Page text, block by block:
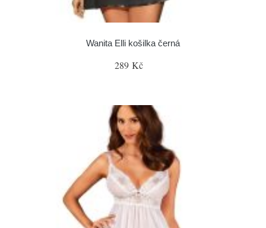
Wanita Elli košilka černá
289 Kč